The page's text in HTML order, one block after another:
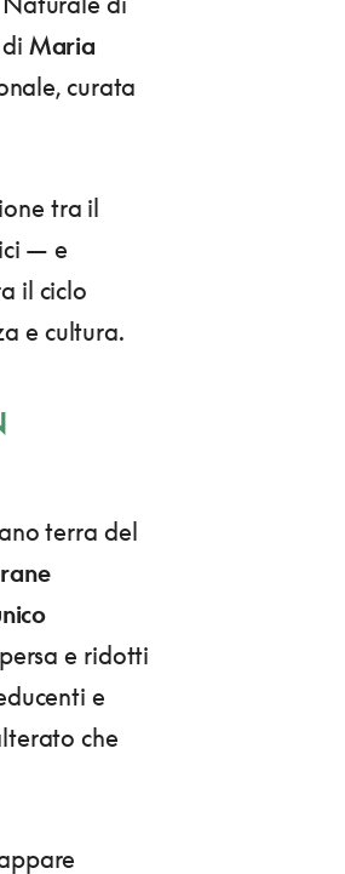
Maria
curata
tra il
— e
il ciclo
e cultura.
terra del
e ridotti
e
che